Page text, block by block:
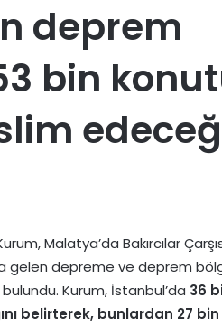
deprem
bin
Malatya’da Bakırcılar
gelen depreme ve deprem
Kurum, İstanbul’da 36
belirterek, bunlardan 27 bin